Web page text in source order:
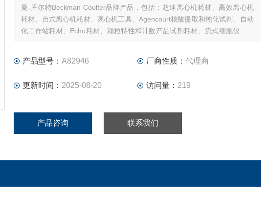
曼-库尔特Beckman Coulter品牌产品，包括：超速离心机耗材、高效离心机
耗材、台式离心机耗材、离心机工具、Agencourt核酸提取和纯化试剂、自动
化工作站耗材、Echo耗材、颗粒特性和计数产品试剂耗材、流式细胞仪试剂
产品型号： A82946 厂商性质： 代理商
更新时间： 2025-08-20 访问量： 219
产品咨询 联系我们